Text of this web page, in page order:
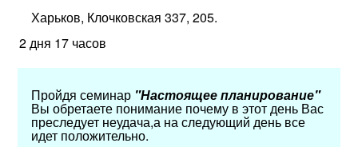
Харьков, Клочковская 337, 205.
2 дня 17 часов
Пройдя семинар "Настоящее планирование"
Вы обретаете понимание почему в этот день Вас
преследует неудача,а на следующий день все
идет положительно.